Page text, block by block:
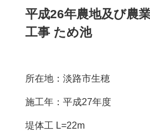
平成26年農地及び農
工事 ため池
所在地：淡路市生穂
施工年：平成27年度
堤体工 L=22m